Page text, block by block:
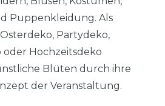
Puppenkleidung. Als
Partydeko,
Hochzeitsdeko
Blüten durch ihre
der Veranstaltung.